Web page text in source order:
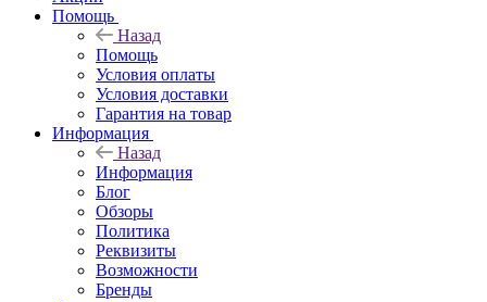
Помощь
Назад
Помощь
Условия оплаты
Условия доставки
Гарантия на товар
Информация
Назад
Информация
Блог
Обзоры
Политика
Реквизиты
Возможности
Бренды